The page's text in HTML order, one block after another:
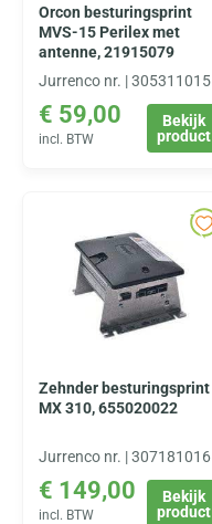
Orcon besturingsprint
MVS-15 Perilex met
antenne, 21915079
Jurrenco nr. | 305311015
€ 59,00
incl. BTW
Bekijk
product
Zehnder besturingsprint
MX 310, 655020022
Jurrenco nr. | 307181016
€ 149,00
incl. BTW
Bekijk
product